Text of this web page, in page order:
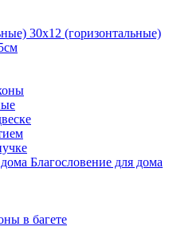
30x12 (горизонтальные)
Благословение для дома
в багете